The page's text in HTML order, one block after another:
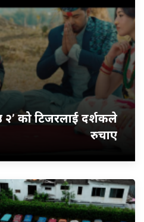
२’ को टिजरलाई दर्शकले
रुचाए